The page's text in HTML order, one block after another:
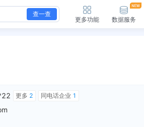
查一查
更多功能 数据服务
更多 2 同电话企业 1